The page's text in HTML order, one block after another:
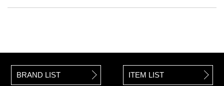
BRAND LIST ITEM LIST